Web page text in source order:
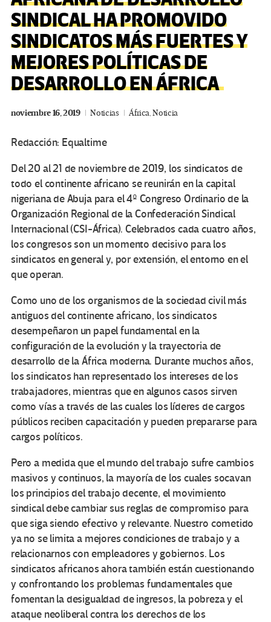
SINDICAL HA PROMOVIDO
SINDICATOS MÁS FUERTES Y
MEJORES POLÍTICAS DE
DESARROLLO EN ÁFRICA
noviembre 16, 2019 Noticias África,Noticia
Redacción: Equaltime
Del 20 al 21 de noviembre de 2019, los sindicatos de
todo el continente africano se reunirán en la capital
nigeriana de Abuja para el 4º Congreso Ordinario de la
Organización Regional de la Confederación Sindical
Internacional (CSI-África). Celebrados cada cuatro años,
los congresos son un momento decisivo para los
sindicatos en general y, por extensión, el entorno en el
que operan.
Como uno de los organismos de la sociedad civil más
antiguos del continente africano, los sindicatos
desempeñaron un papel fundamental en la
configuración de la evolución y la trayectoria de
desarrollo de la África moderna. Durante muchos años,
los sindicatos han representado los intereses de los
trabajadores, mientras que en algunos casos sirven
como vías a través de las cuales los líderes de cargos
públicos reciben capacitación y pueden prepararse para
cargos políticos.
Pero a medida que el mundo del trabajo sufre cambios
masivos y continuos, la mayoría de los cuales socavan
los principios del trabajo decente, el movimiento
sindical debe cambiar sus reglas de compromiso para
que siga siendo efectivo y relevante. Nuestro cometido
ya no se limita a mejores condiciones de trabajo y a
relacionarnos con empleadores y gobiernos. Los
sindicatos africanos ahora también están cuestionando
y confrontando los problemas fundamentales que
fomentan la desigualdad de ingresos, la pobreza y el
ataque neoliberal contra los derechos de los